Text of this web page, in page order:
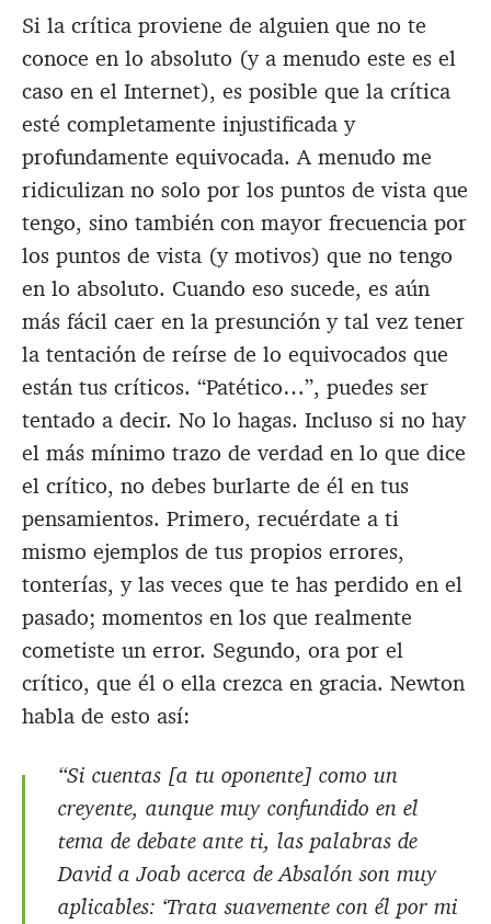
Si la crítica proviene de alguien que no te
conoce en lo absoluto (y a menudo este es el
caso en el Internet), es posible que la crítica
esté completamente injustificada y
profundamente equivocada. A menudo me
ridiculizan no solo por los puntos de vista que
tengo, sino también con mayor frecuencia por
los puntos de vista (y motivos) que no tengo
en lo absoluto. Cuando eso sucede, es aún
más fácil caer en la presunción y tal vez tener
la tentación de reírse de lo equivocados que
están tus críticos. “Patético…”, puedes ser
tentado a decir. No lo hagas. Incluso si no hay
el más mínimo trazo de verdad en lo que dice
el crítico, no debes burlarte de él en tus
pensamientos. Primero, recuérdate a ti
mismo ejemplos de tus propios errores,
tonterías, y las veces que te has perdido en el
pasado; momentos en los que realmente
cometiste un error. Segundo, ora por el
crítico, que él o ella crezca en gracia. Newton
habla de esto así:
“Si cuentas [a tu oponente] como un
creyente, aunque muy confundido en el
tema de debate ante ti, las palabras de
David a Joab acerca de Absalón son muy
aplicables: ‘Trata suavemente con él por mi